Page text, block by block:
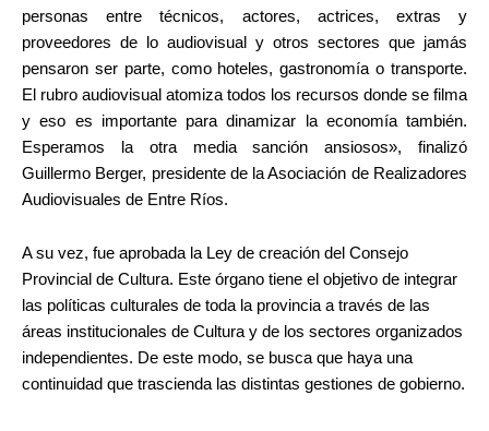
personas entre técnicos, actores, actrices, extras y
proveedores de lo audiovisual y otros sectores que jamás
pensaron ser parte, como hoteles, gastronomía o transporte.
El rubro audiovisual atomiza todos los recursos donde se filma
y eso es importante para dinamizar la economía también.
Esperamos la otra media sanción ansiosos», finalizó
Guillermo Berger, presidente de la Asociación de Realizadores
Audiovisuales de Entre Ríos.
A su vez, fue aprobada la Ley de creación del Consejo
Provincial de Cultura. Este órgano tiene el objetivo de integrar
las políticas culturales de toda la provincia a través de las
áreas institucionales de Cultura y de los sectores organizados
independientes. De este modo, se busca que haya una
continuidad que trascienda las distintas gestiones de gobierno.